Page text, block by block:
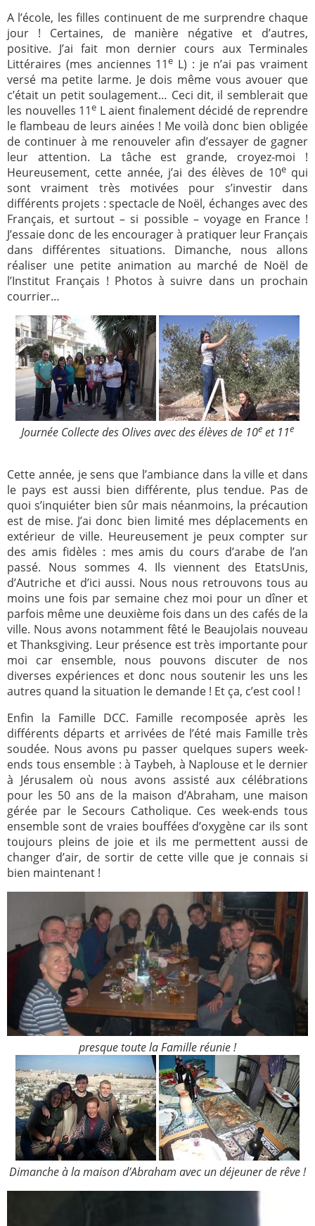
2007
2008
2009
2010
2011
2012
2013
2014
2015
2016
2017
2018
2019
2020
Recherche
A l’école, les filles continuent de me surprendre chaque
jour ! Certaines, de manière négative et d’autres,
positive. J’ai fait mon dernier cours aux Terminales
Littéraires (mes anciennes 11e L) : je n’ai pas vraiment
versé ma petite larme. Je dois même vous avouer que
c’était un petit soulagement… Ceci dit, il semblerait que
les nouvelles 11e L aient finalement décidé de reprendre
le flambeau de leurs ainées ! Me voilà donc bien obligée
de continuer à me renouveler afin d’essayer de gagner
leur attention. La tâche est grande, croyez-moi !
Heureusement, cette année, j’ai des élèves de 10equi
sont vraiment très motivées pour s’investir dans
différents projets : spectacle de Noël, échanges avec des
Français, et surtout – si possible – voyage en France !
J’essaie donc de les encourager à pratiquer leur Français
dans différentes situations. Dimanche, nous allons
réaliser une petite animation au marché de Noël de
l’Institut Français ! Photos à suivre dans un prochain
courrier…
Journée Collecte des Olives avec des élèves de 10e et 11e
Cette année, je sens que l’ambiance dans la ville et dans
le pays est aussi bien différente, plus tendue. Pas de
quoi s’inquiéter bien sûr mais néanmoins, la précaution
est de mise. J’ai donc bien limité mes déplacements en
extérieur de ville. Heureusement je peux compter sur
des amis fidèles : mes amis du cours d’arabe de l’an
passé. Nous sommes 4. Ils viennent des EtatsUnis,
d’Autriche et d’ici aussi. Nous nous retrouvons tous au
moins une fois par semaine chez moi pour un dîner et
parfois même une deuxième fois dans un des cafés de la
ville. Nous avons notamment fêté le Beaujolais nouveau
et Thanksgiving. Leur présence est très importante pour
moi car ensemble, nous pouvons discuter de nos
diverses expériences et donc nous soutenir les uns les
autres quand la situation le demande ! Et ça, c’est cool !
Enfin la Famille DCC. Famille recomposée après les
différents départs et arrivées de l’été mais Famille très
soudée. Nous avons pu passer quelques supers week-
ends tous ensemble : à Taybeh, à Naplouse et le dernier
à Jérusalem où nous avons assisté aux célébrations
pour les 50 ans de la maison d’Abraham, une maison
gérée par le Secours Catholique. Ces week-ends tous
ensemble sont de vraies bouffées d’oxygène car ils sont
toujours pleins de joie et ils me permettent aussi de
changer d’air, de sortir de cette ville que je connais si
bien maintenant !
presque toute la Famille réunie !
Dimanche à la maison d’Abraham avec un déjeuner de rêve !